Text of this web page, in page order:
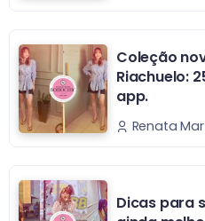
Coleção
Riachuelo:
app.
Renata
Dicas para